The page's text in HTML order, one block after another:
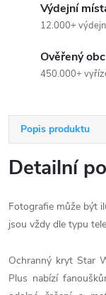
Výdejní
12.000+
Ověřený
450.000+
Popis produktu
Detailní
Fotografie může být
jsou vždy dle typu
Ochranný kryt Star
Plus nabízí